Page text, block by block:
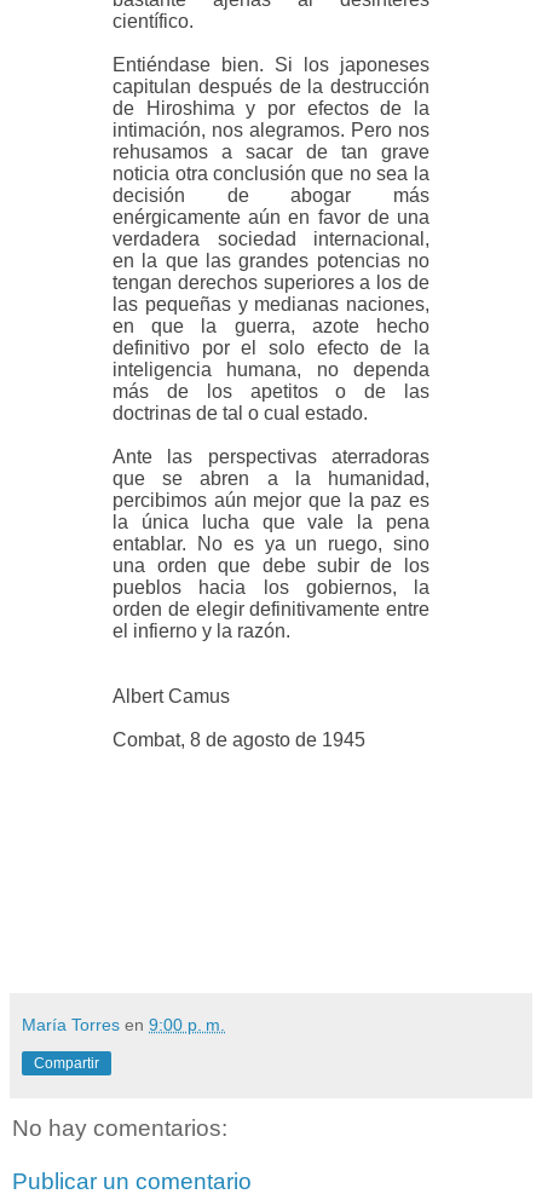
científico.
Entiéndase bien. Si los japoneses
capitulan después de la destrucción
de Hiroshima y por efectos de la
intimación, nos alegramos. Pero nos
rehusamos a sacar de tan grave
noticia otra conclusión que no sea la
decisión de abogar más
enérgicamente aún en favor de una
verdadera sociedad internacional,
en la que las grandes potencias no
tengan derechos superiores a los de
las pequeñas y medianas naciones,
en que la guerra, azote hecho
definitivo por el solo efecto de la
inteligencia humana, no dependa
más de los apetitos o de las
doctrinas de tal o cual estado.
Ante las perspectivas aterradoras
que se abren a la humanidad,
percibimos aún mejor que la paz es
la única lucha que vale la pena
entablar. No es ya un ruego, sino
una orden que debe subir de los
pueblos hacia los gobiernos, la
orden de elegir definitivamente entre
el infierno y la razón.
Albert Camus
Combat, 8 de agosto de 1945
María Torres en 9:00 p. m.
Compartir
No hay comentarios:
Publicar un comentario